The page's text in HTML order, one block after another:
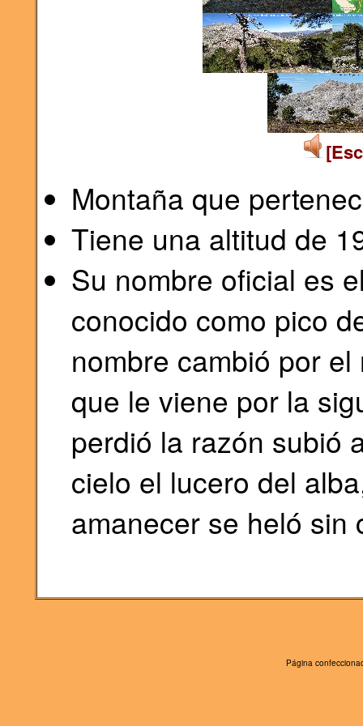
Montaña que
Tiene una altitud de
Su nombre oficial es
conocido como pico
nombre cambió por
que le viene por la
perdió la razón subió
cielo el lucero del
amanecer se heló sin
Página